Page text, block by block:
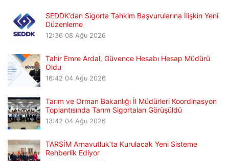
SEDDK’dan Sigorta Tahkim Başvurularına İlişkin Yeni
Düzenleme
12:36 08 Ağu 2026
Tahir Emre Ardal, Güvence Hesabı Hesap Müdürü
Oldu
16:42 04 Ağu 2026
Tarım ve Orman Bakanlığı İl Müdürleri Koordinasyon
Toplantısında Tarım Sigortaları Görüşüldü
13:42 04 Ağu 2026
TARSİM Arnavutluk’ta Kurulacak Yeni Sisteme
Rehberlik Ediyor